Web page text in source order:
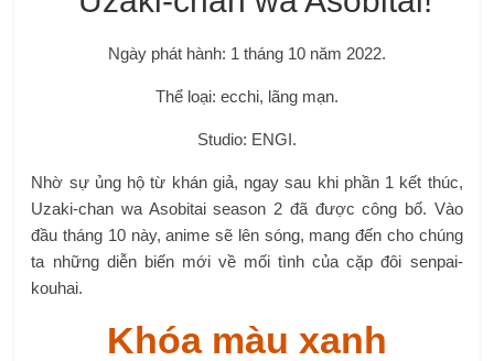
Ngày phát hành: 1 tháng 10 năm 2022.
Thể loại: ecchi, lãng mạn.
Studio: ENGI.
Nhờ sự ủng hộ từ khán giả, ngay sau khi phần 1 kết thúc,
Uzaki-chan wa Asobitai season 2 đã được công bố. Vào
đầu tháng 10 này, anime sẽ lên sóng, mang đến cho chúng
ta những diễn biến mới về mối tình của cặp đôi senpai-
kouhai.
Khóa màu xanh